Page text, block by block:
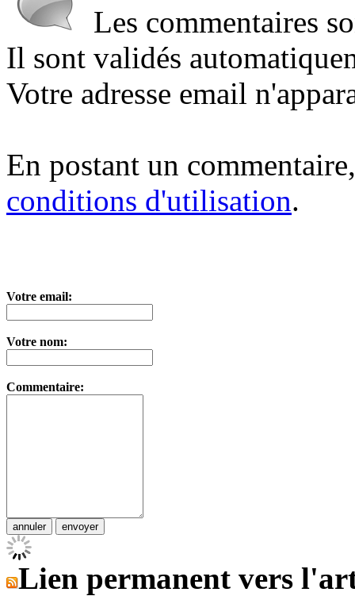
Les commentaires
Il sont validés
Votre adresse email
En postant un
conditions d'utilisation.
Votre email:
Votre nom:
Commentaire:
Lien permanent vers